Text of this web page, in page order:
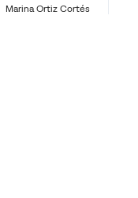
Marina Ortiz Cortés